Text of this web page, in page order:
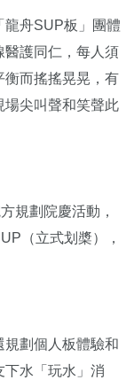
龍舟SUP板」團體
醫護同仁，每人須
衡而搖搖晃晃，有
場尖叫聲和笑聲此
規劃院慶活動，
（立式划槳），
劃個人板體驗和
下水「玩水」消